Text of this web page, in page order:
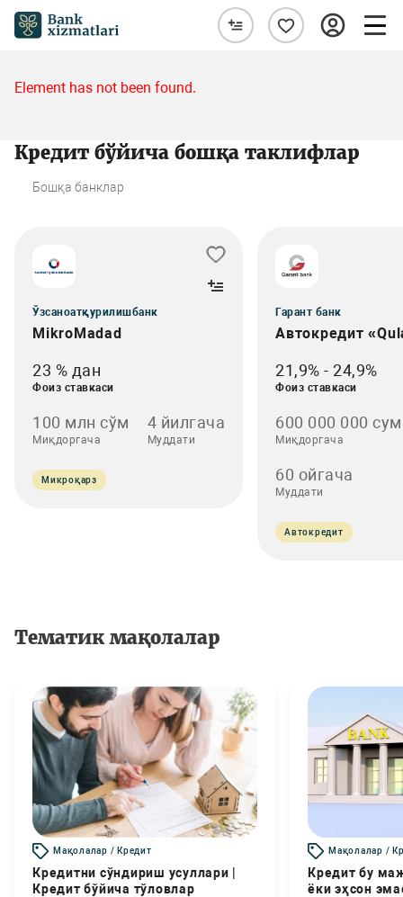
Element has not been found.
Кредит бўйича бошқа таклифлар
Бошқа банклар
Ўзсаноатқурилишбанк
MikroMadad
23 % дан
Фоиз ставкаси
100 млн сўм
Миқдоргача
4 йилгача
Муддати
Микроқарз
Гарант банк
Автокредит
21,9% - 24,9%
Фоиз ставкаси
600 000 000 сум
Миқдоргача
60 ойгача
Муддати
Автокредит
Тематик мақолалар
Мақолалар / Кредит
Кредитни сўндириш усуллари |
Кредит бўйича тўловлар
Мақолалар /
Кредит бу
ёки эҳсон